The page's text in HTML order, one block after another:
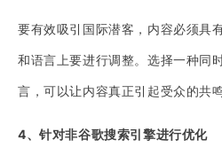
要有效吸引国际潜客，内容必须具
和语言上要进行调整。选择一种同
言，可以让内容真正引起受众的共鸣
4、针对非谷歌搜索引擎进行优化